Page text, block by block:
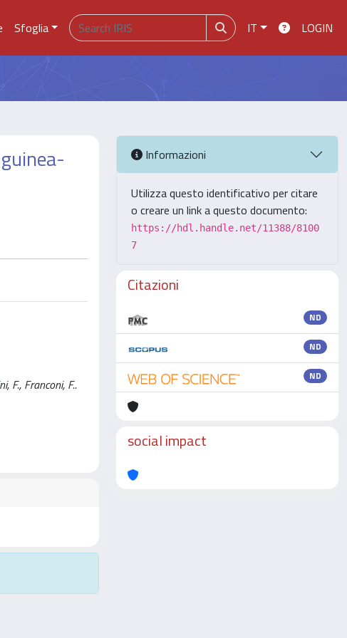
Sfoglia IT LOGIN
F., Franconi, F..
Informazioni
Utilizza questo identificativo per citare
o creare un link a questo documento:
https://hdl.handle.net/11388/8100
7
Citazioni
ND
ND
ND
social impact